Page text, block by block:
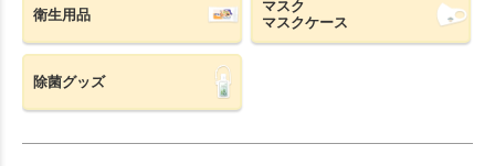
衛生用品
マスク
マスクケース
除菌グッズ